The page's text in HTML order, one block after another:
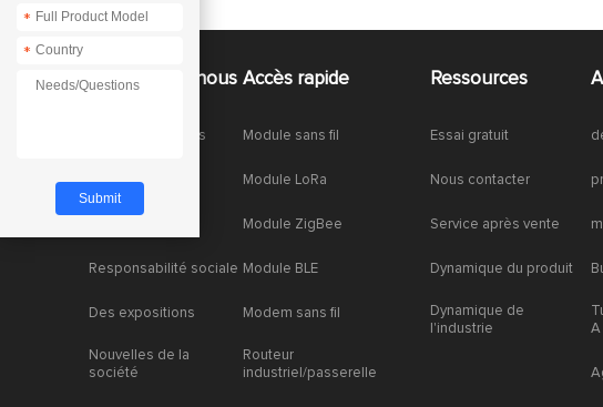
À propos de nous
À propos de nous
Honneurs
Responsabilité sociale
Des expositions
Nouvelles de la
société
Accès rapide
Module sans fil
Module LoRa
Module ZigBee
Module BLE
Modem sans fil
Routeur
industriel/passerelle
Ressources
Essai gratuit
Nous contacter
Service après vente
Dynamique du produit
Dynamique de
l'industrie
A
*
*